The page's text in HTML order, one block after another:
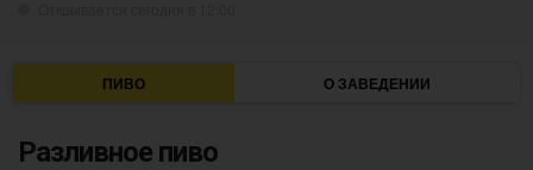
ПИВО О ЗАВЕДЕНИИ
Разливное пиво